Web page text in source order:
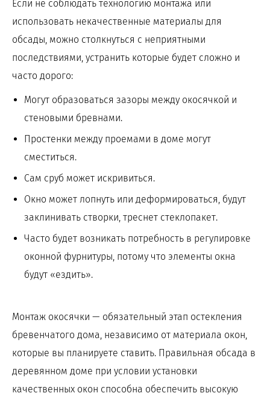
Если не соблюдать технологию монтажа или
использовать некачественные материалы для
обсады, можно столкнуться с неприятными
последствиями, устранить которые будет сложно и
часто дорого:
Могут образоваться зазоры между окосячкой и
стеновыми бревнами.
Простенки между проемами в доме могут
сместиться.
Сам сруб может искривиться.
Окно может лопнуть или деформироваться, будут
заклинивать створки, треснет стеклопакет.
Часто будет возникать потребность в регулировке
оконной фурнитуры, потому что элементы окна
будут «ездить».
Монтаж окосячки — обязательный этап остекления
бревенчатого дома, независимо от материала окон,
которые вы планируете ставить. Правильная обсада в
деревянном доме при условии установки
качественных окон способна обеспечить высокую